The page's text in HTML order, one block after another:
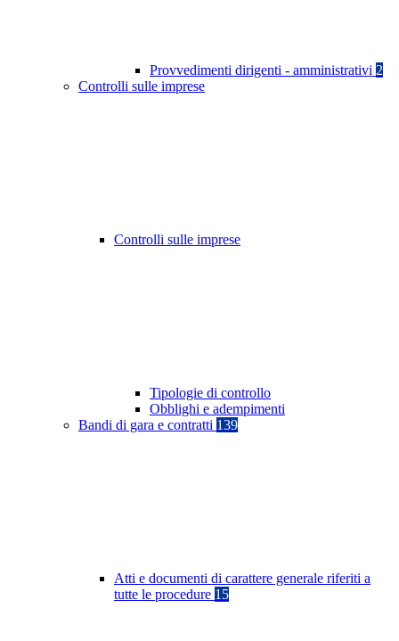
Provvedimenti dirigenti - amministrativi 2
Controlli sulle imprese
Controlli sulle imprese
Tipologie di controllo
Obblighi e adempimenti
Bandi di gara e contratti 139
Atti e documenti di carattere generale riferiti a
tutte le procedure 15